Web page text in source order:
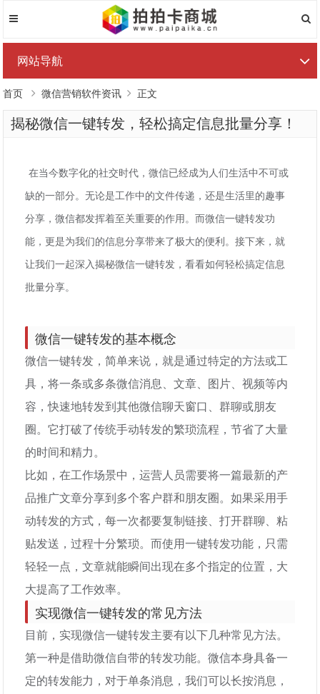
网站导航
首页 微信营销软件资讯 正文
揭秘微信一键转发，轻松搞定信息批量分享！
在当今数字化的社交时代，微信已经成为人们生活中不可或
缺的一部分。无论是工作中的文件传递，还是生活里的趣事
分享，微信都发挥着至关重要的作用。而微信一键转发功
能，更是为我们的信息分享带来了极大的便利。接下来，就
让我们一起深入揭秘微信一键转发，看看如何轻松搞定信息
批量分享。
微信一键转发的基本概念
微信一键转发，简单来说，就是通过特定的方法或工
具，将一条或多条微信消息、文章、图片、视频等内
容，快速地转发到其他微信聊天窗口、群聊或朋友
圈。它打破了传统手动转发的繁琐流程，节省了大量
的时间和精力。
比如，在工作场景中，运营人员需要将一篇最新的产
品推广文章分享到多个客户群和朋友圈。如果采用手
动转发的方式，每一次都要复制链接、打开群聊、粘
贴发送，过程十分繁琐。而使用一键转发功能，只需
轻轻一点，文章就能瞬间出现在多个指定的位置，大
大提高了工作效率。
实现微信一键转发的常见方法
目前，实现微信一键转发主要有以下几种常见方法。
第一种是借助微信自带的转发功能。微信本身具备一
定的转发能力，对于单条消息，我们可以长按消息，